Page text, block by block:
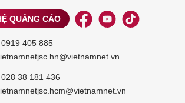
QUẢNG CÁO
0919 405 885
028 38 181 436